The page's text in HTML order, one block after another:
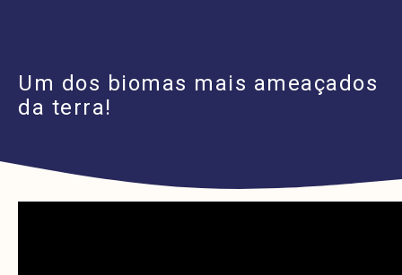
Um dos biomas mais ameaçados
da terra!